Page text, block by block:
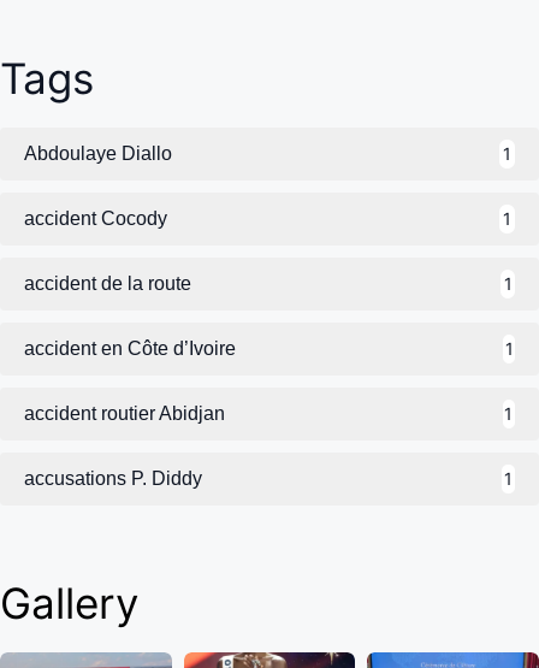
Tags
Abdoulaye Diallo 1
accident Cocody 1
accident de la route 1
accident en Côte d’Ivoire 1
accident routier Abidjan 1
accusations P. Diddy 1
Gallery